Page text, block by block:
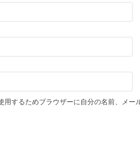
用するためブラウザーに自分の名前、メー